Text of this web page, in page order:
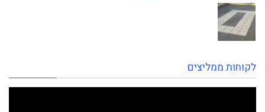
לקוחות ממליצים